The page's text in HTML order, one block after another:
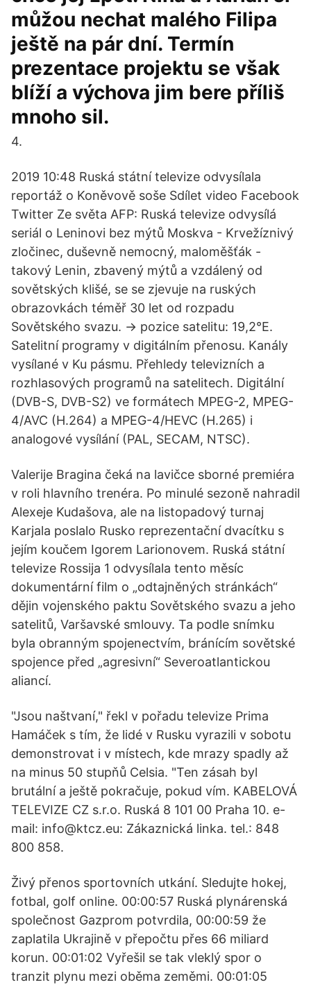
můžou nechat malého Filipa
ještě na pár dní. Termín
prezentace projektu se však
blíží a výchova jim bere příliš
mnoho sil.
4.
2019 10:48 Ruská státní televize odvysílala
reportáž o Koněvově soše Sdílet video Facebook
Twitter Ze světa AFP: Ruská televize odvysílá
seriál o Leninovi bez mýtů Moskva - Krvežíznivý
zločinec, duševně nemocný, maloměšťák -
takový Lenin, zbavený mýtů a vzdálený od
sovětských klišé, se se zjevuje na ruských
obrazovkách téměř 30 let od rozpadu
Sovětského svazu. -> pozice satelitu: 19,2°E.
Satelitní programy v digitálním přenosu. Kanály
vysílané v Ku pásmu. Přehledy televizních a
rozhlasových programů na satelitech. Digitální
(DVB-S, DVB-S2) ve formátech MPEG-2, MPEG-
4/AVC (H.264) a MPEG-4/HEVC (H.265) i
analogové vysílání (PAL, SECAM, NTSC).
Valerije Bragina čeká na lavičce sborné premiéra
v roli hlavního trenéra. Po minulé sezoně nahradil
Alexeje Kudašova, ale na listopadový turnaj
Karjala poslalo Rusko reprezentační dvacítku s
jejím koučem Igorem Larionovem. Ruská státní
televize Rossija 1 odvysílala tento měsíc
dokumentární film o „odtajněných stránkách“
dějin vojenského paktu Sovětského svazu a jeho
satelitů, Varšavské smlouvy. Ta podle snímku
byla obranným spojenectvím, bránícím sovětské
spojence před „agresivní“ Severoatlantickou
aliancí.
"Jsou naštvaní," řekl v pořadu televize Prima
Hamáček s tím, že lidé v Rusku vyrazili v sobotu
demonstrovat i v místech, kde mrazy spadly až
na minus 50 stupňů Celsia. "Ten zásah byl
brutální a ještě pokračuje, pokud vím. KABELOVÁ
TELEVIZE CZ s.r.o. Ruská 8 101 00 Praha 10. e-
mail: info@ktcz.eu: Zákaznická linka. tel.: 848
800 858.
Živý přenos sportovních utkání. Sledujte hokej,
fotbal, golf online. 00:00:57 Ruská plynárenská
společnost Gazprom potvrdila, 00:00:59 že
zaplatila Ukrajině v přepočtu přes 66 miliard
korun. 00:01:02 Vyřešil se tak vleklý spor o
tranzit plynu mezi oběma zeměmi. 00:01:05